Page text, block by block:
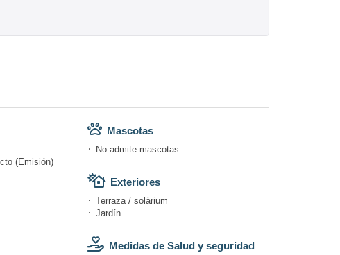
(Emisión)
Mascotas
No admite mascotas
Exteriores
Terraza / solárium
Jardín
Medidas de Salud y seguridad